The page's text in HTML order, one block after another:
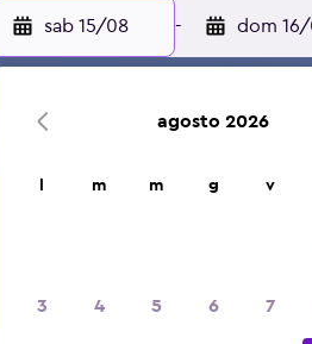
sab 15/08 - dom
hotel e alloggi.
agosto 2026
m m g v
3 4 5 6 7